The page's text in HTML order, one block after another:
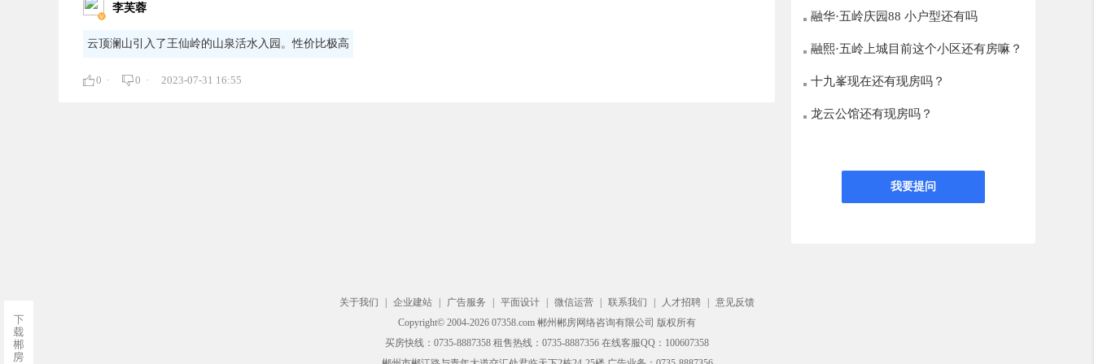
李芙蓉
云顶澜山引入了王仙岭的山泉活水入园。性价比极高
0 · 0 · 2023-07-31 16:55
融华·五岭庆园88 小户型还有吗
融熙·五岭上城目前这个小区还有房嘛？
十九峯现在还有现房吗？
龙云公馆还有现房吗？
我要提问
关于我们 企业建站 广告服务 平面设计 微信运营 联系我们 人才招聘
意见反馈
Copyright© 2004-2026 07358.com 郴州郴房网络咨询有限公司 版权所有
买房快线：0735-8887358 租售热线：0735-8887356 在线客服QQ：100607358